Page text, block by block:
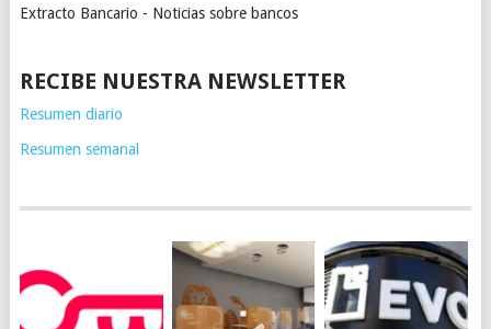
Extracto Bancario - Noticias sobre bancos
RECIBE NUESTRA NEWSLETTER
Resumen diario
Resumen semanal